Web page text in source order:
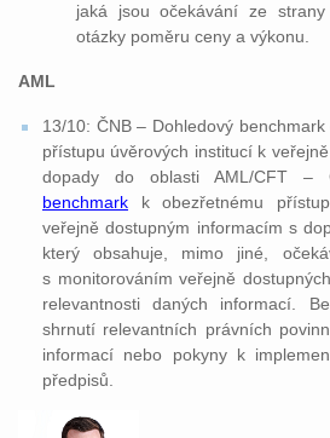
jaká jsou očekávání ze
otázky poměru ceny a výkonu.
AML
13/10: ČNB – Dohledový
přístupu úvěrových institucí k
dopady do oblasti AML/CFT –
benchmark k obezřetnému
veřejně dostupným informacím s
který obsahuje, mimo jiné,
s monitorováním veřejně
relevantnosti daných informací.
shrnutí relevantních právních
informací nebo pokyny k
předpisů.